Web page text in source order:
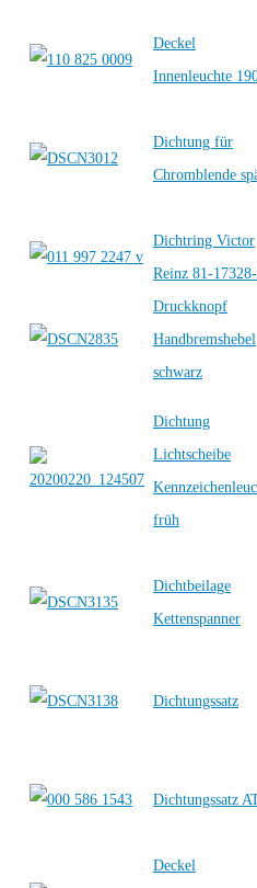
Deckel
Innenleuchte
Dichtung für
Chromblende
Dichtring Victor
Reinz 81-
Druckknopf
Handbremshebel
schwarz
Dichtung
Lichtscheibe
früh
Dichtbeilage
Kettenspanner
Dichtungssatz
Dichtungssatz
Deckel